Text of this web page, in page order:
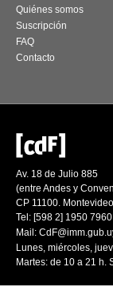
Quiénes somos
Suscripción
FAQ
Contacto
Av. 18 de Julio 885
(entre Andes y
CP 11100.
Tel: [598 2] 1950 7960
Mail:
Lunes, miércoles,
Martes: de 10 a 21 h.